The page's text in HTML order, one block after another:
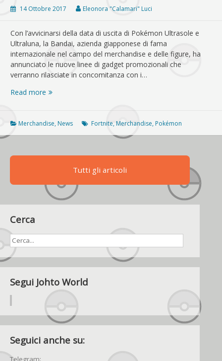
14 Ottobre 2017 Eleonora "Calamari" Luci
Con l’avvicinarsi della data di uscita di Pokémon Ultrasole e
Ultraluna, la Bandai, azienda giapponese di fama
internazionale nel campo del merchandise e delle figure, ha
annunciato le nuove linee di gadget promozionali che
verranno rilasciate in concomitanza con i…
Read more Annunciata
ondata
di
(e
per
Pokémon
Ultrasole
Merchandise, News Fortnite,Merchandise, Pokémon
Tutti gli articoli
Cerca
Segui Johto World
Seguici anche su:
Telegram: